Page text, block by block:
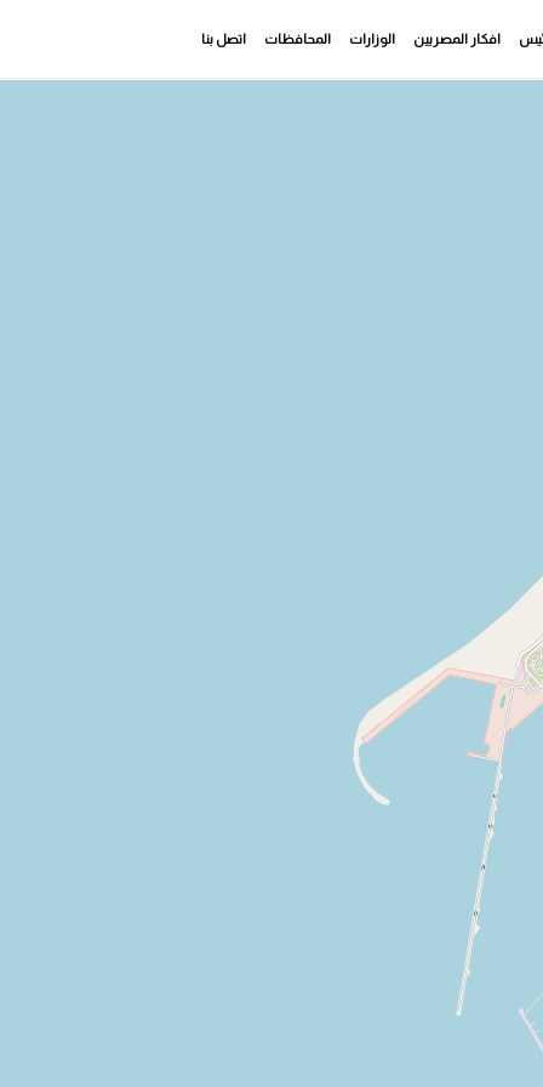
افكار المصريين الوزارات المحافظات اتصل بنا